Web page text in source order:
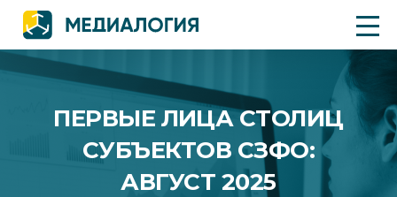
ПЕРВЫЕ ЛИЦА СТОЛИЦ
СУБЪЕКТОВ СЗФО:
АВГУСТ 2025